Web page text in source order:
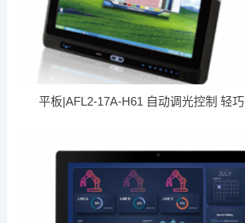
平板|AFL2-17A-H61 自动调光控制 轻